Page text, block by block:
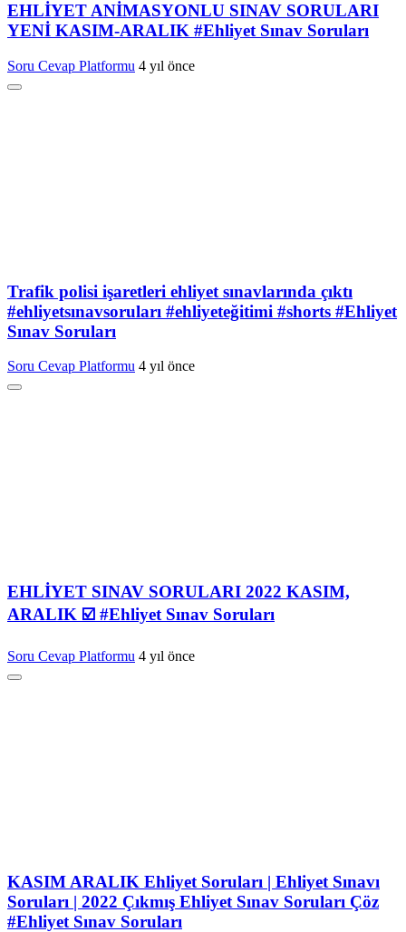
EHLİYET ANİMASYONLU SINAV SORULARI
YENİ KASIM-ARALIK #Ehliyet Sınav Soruları
Soru Cevap Platformu 4 yıl önce
Trafik polisi işaretleri ehliyet sınavlarında çıktı
#ehliyetsınavsoruları #ehliyeteğitimi #shorts #Ehliyet
Sınav Soruları
Soru Cevap Platformu 4 yıl önce
EHLİYET SINAV SORULARI 2022 KASIM,
ARALIK ☑️ #Ehliyet Sınav Soruları
Soru Cevap Platformu 4 yıl önce
KASIM ARALIK Ehliyet Soruları | Ehliyet Sınavı
Soruları | 2022 Çıkmış Ehliyet Sınav Soruları Çöz
#Ehliyet Sınav Soruları